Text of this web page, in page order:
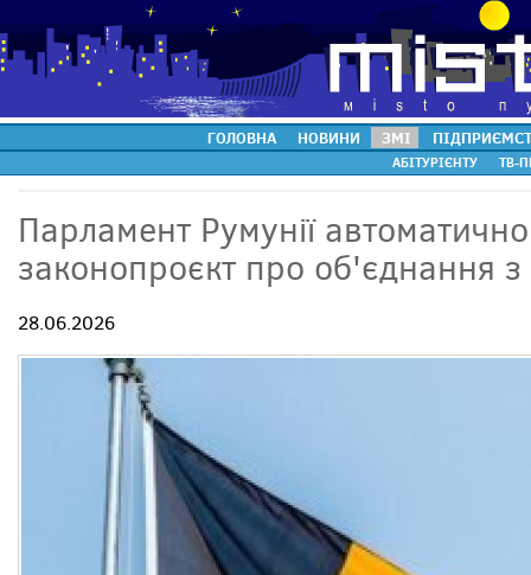
ГОЛОВНА НОВИНИ ЗМІ
АБІТУРІЄНТУ ТВ-
Парламент Румунії
законопроєкт про об'єднання
28.06.2026